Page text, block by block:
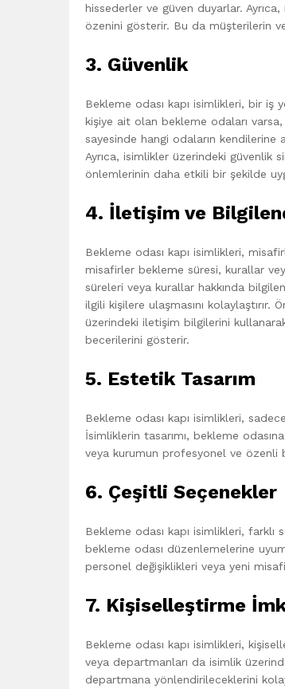
hissederler ve güven duyarlar.
özenini gösterir. Bu da müşterilerin
3. Güvenlik
Bekleme odası kapı isimlikleri, bir iş
kişiye ait olan bekleme odaları
sayesinde hangi odaların
Ayrıca, isimlikler üzerindeki güvenlik
önlemlerinin daha etkili bir şekilde
4. İletişim ve
Bekleme odası kapı isimlikleri,
misafirler bekleme süresi, kurallar
süreleri veya kurallar hakkında
ilgili kişilere ulaşmasını kolaylaştırır.
üzerindeki iletişim bilgilerini
becerilerini gösterir.
5. Estetik Tasarım
Bekleme odası kapı isimlikleri,
İsimliklerin tasarımı, bekleme
veya kurumun profesyonel ve özenli
6. Çeşitli Seçenekler
Bekleme odası kapı isimlikleri, farklı
bekleme odası düzenlemelerine
personel değişiklikleri veya yeni
7. Kişiselleştirme
Bekleme odası kapı isimlikleri,
veya departmanları da isimlik
departmana yönlendirileceklerini